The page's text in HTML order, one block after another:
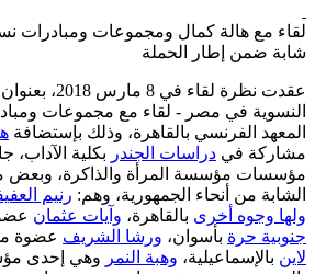
لقاء مع هالة كمال ومجموعات ومبادرات
شابة ضمن إطار الحملة
عقدت نظرة لقاء
النسوية في مصر - لقاء مع مجموعات
المعهد الفرنسي بالقاهرة، وذلك بإستضافة
مشاركة في دراسات الجندر بكلية الآداب،
مؤسسات مؤسسة المرأة والذاكرة، وبعض
الشابة من أنحاء الجمهورية، وهم: رنيم
ولها وجوه أخرى بالقاهرة، وآيات عثمان
جنوبية حرة بأسوان، ورشا الشريف عضوة
لاين بالإسماعيلية، وهبة النمر وهي إحدى